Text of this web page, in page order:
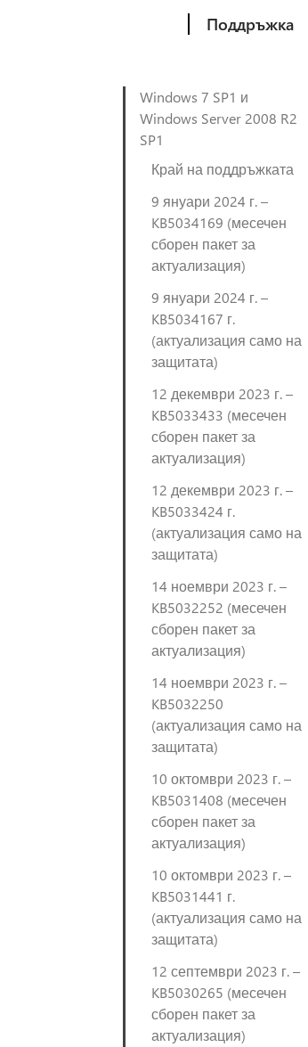
Поддръжка
Windows 7 SP1 и
Windows Server 2008 R2
SP1
Край на поддръжката
9 януари 2024 г. –
KB5034169 (месечен
сборен пакет за
актуализация)
9 януари 2024 г. –
KB5034167 г.
(актуализация само на
защитата)
12 декември 2023 г. –
KB5033433 (месечен
сборен пакет за
актуализация)
12 декември 2023 г. –
KB5033424 г.
(актуализация само на
защитата)
14 ноември 2023 г. –
KB5032252 (месечен
сборен пакет за
актуализация)
14 ноември 2023 г. –
KB5032250
(актуализация само на
защитата)
10 октомври 2023 г. –
KB5031408 (месечен
сборен пакет за
актуализация)
10 октомври 2023 г. –
KB5031441 г.
(актуализация само на
защитата)
12 септември 2023 г. –
KB5030265 (месечен
сборен пакет за
актуализация)